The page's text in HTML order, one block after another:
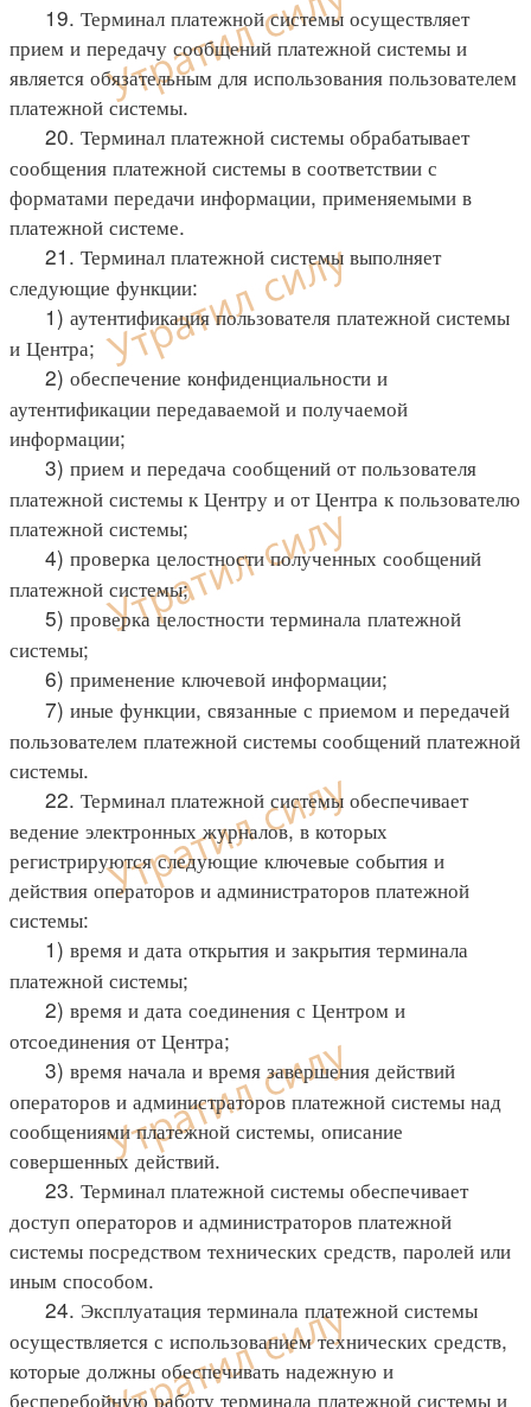
19. Терминал платежной системы осуществляет
прием и передачу сообщений платежной системы и
является обязательным для использования пользователем
платежной системы.
20. Терминал платежной системы обрабатывает
сообщения платежной системы в соответствии с
форматами передачи информации, применяемыми в
платежной системе.
21. Терминал платежной системы выполняет
следующие функции:
1) аутентификация пользователя платежной системы
и Центра;
2) обеспечение конфиденциальности и
аутентификации передаваемой и получаемой
информации;
3) прием и передача сообщений от пользователя
платежной системы к Центру и от Центра к пользователю
платежной системы;
4) проверка целостности полученных сообщений
платежной системы;
5) проверка целостности терминала платежной
системы;
6) применение ключевой информации;
7) иные функции, связанные с приемом и передачей
пользователем платежной системы сообщений платежной
системы.
22. Терминал платежной системы обеспечивает
ведение электронных журналов, в которых
регистрируются следующие ключевые события и
действия операторов и администраторов платежной
системы:
1) время и дата открытия и закрытия терминала
платежной системы;
2) время и дата соединения с Центром и
отсоединения от Центра;
3) время начала и время завершения действий
операторов и администраторов платежной системы над
сообщениями платежной системы, описание
совершенных действий.
23. Терминал платежной системы обеспечивает
доступ операторов и администраторов платежной
системы посредством технических средств, паролей или
иным способом.
24. Эксплуатация терминала платежной системы
осуществляется с использованием технических средств,
которые должны обеспечивать надежную и
бесперебойную работу терминала платежной системы и